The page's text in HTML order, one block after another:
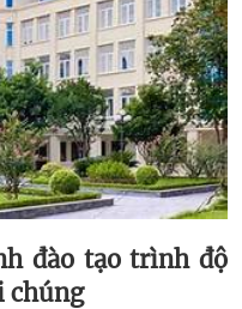
đào tạo trình độ
chúng